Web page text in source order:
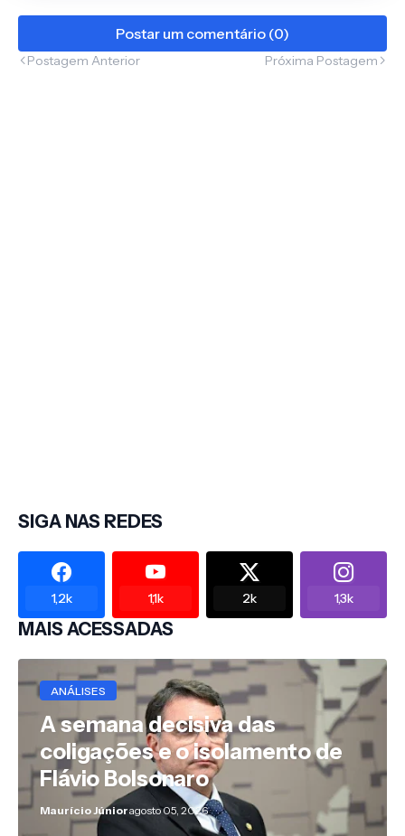
Postar um comentário (0)
Postagem Anterior Próxima Postagem
SIGA NAS REDES
1,2k 1,1k 2k 1,3k
MAIS ACESSADAS
ANÁLISES
A semana decisiva das
coligações e o isolamento de
Flávio Bolsonaro
Maurício Júnioragosto 05, 2026